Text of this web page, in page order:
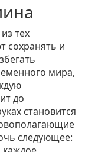
тех
сохранять и
мира,
до
становится
следующее: